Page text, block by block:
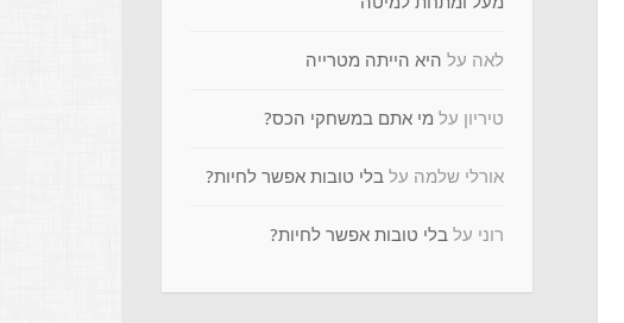
לאה על היא הייתה מטרייה
טיריון על מי אתם במשחקי הכס?
אורלי שלמה על בלי טובות אפשר לחיות?
רוני על בלי טובות אפשר לחיות?